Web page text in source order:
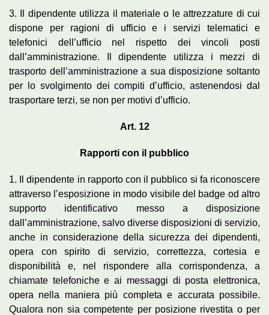
3. Il dipendente utilizza il materiale o le attrezzature di cui
dispone per ragioni di ufficio e i servizi telematici e
telefonici dell’ufficio nel rispetto dei vincoli posti
dall’amministrazione. Il dipendente utilizza i mezzi di
trasporto dell’amministrazione a sua disposizione soltanto
per lo svolgimento dei compiti d’ufficio, astenendosi dal
trasportare terzi, se non per motivi d’ufficio.
Art. 12
Rapporti con il pubblico
1. Il dipendente in rapporto con il pubblico si fa riconoscere
attraverso l’esposizione in modo visibile del badge od altro
supporto identificativo messo a disposizione
dall’amministrazione, salvo diverse disposizioni di servizio,
anche in considerazione della sicurezza dei dipendenti,
opera con spirito di servizio, correttezza, cortesia e
disponibilità e, nel rispondere alla corrispondenza, a
chiamate telefoniche e ai messaggi di posta elettronica,
opera nella maniera più completa e accurata possibile.
Qualora non sia competente per posizione rivestita o per